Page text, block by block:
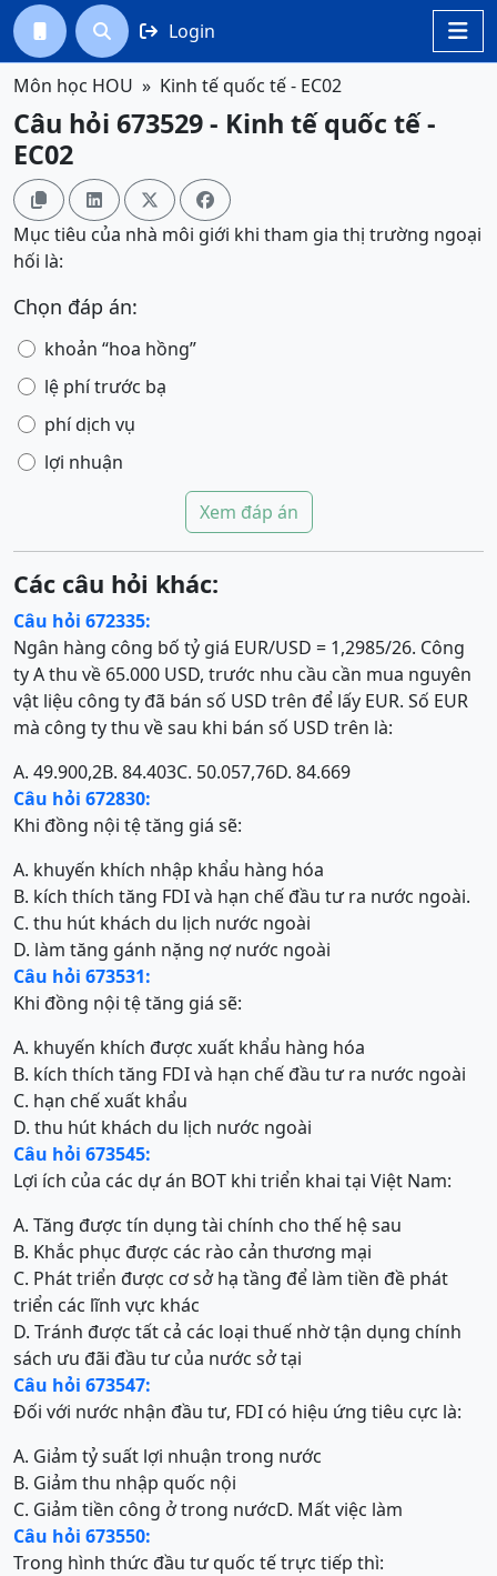

  Login
Môn học HOU Kinh tế quốc tế - EC02
Câu hỏi 673529 - Kinh tế quốc tế -
EC02
   
Mục tiêu của nhà môi giới khi tham gia thị trường ngoại
hối là:
Chọn đáp án:
khoản “hoa hồng”
lệ phí trước bạ
phí dịch vụ
lợi nhuận
Xem đáp án
Các câu hỏi khác:
Câu hỏi 672335:
Ngân hàng công bố tỷ giá EUR/USD = 1,2985/26. Công
ty A thu về 65.000 USD, trước nhu cầu cần mua nguyên
vật liệu công ty đã bán số USD trên để lấy EUR. Số EUR
mà công ty thu về sau khi bán số USD trên là:
A. 49.900,2B. 84.403C. 50.057,76D. 84.669
Câu hỏi 672830:
Khi đồng nội tệ tăng giá sẽ:
A. khuyến khích nhập khẩu hàng hóa
B. kích thích tăng FDI và hạn chế đầu tư ra nước ngoài.
C. thu hút khách du lịch nước ngoài
D. làm tăng gánh nặng nợ nước ngoài
Câu hỏi 673531:
Khi đồng nội tệ tăng giá sẽ:
A. khuyến khích được xuất khẩu hàng hóa
B. kích thích tăng FDI và hạn chế đầu tư ra nước ngoài
C. hạn chế xuất khẩu
D. thu hút khách du lịch nước ngoài
Câu hỏi 673545:
Lợi ích của các dự án BOT khi triển khai tại Việt Nam:
A. Tăng được tín dụng tài chính cho thế hệ sau
B. Khắc phục được các rào cản thương mại
C. Phát triển được cơ sở hạ tầng để làm tiền đề phát
triển các lĩnh vực khác
D. Tránh được tất cả các loại thuế nhờ tận dụng chính
sách ưu đãi đầu tư của nước sở tại
Câu hỏi 673547:
Đối với nước nhận đầu tư, FDI có hiệu ứng tiêu cực là:
A. Giảm tỷ suất lợi nhuận trong nước
B. Giảm thu nhập quốc nội
C. Giảm tiền công ở trong nướcD. Mất việc làm
Câu hỏi 673550:
Trong hình thức đầu tư quốc tế trực tiếp thì: